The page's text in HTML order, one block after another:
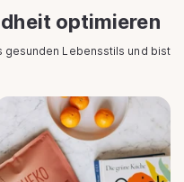
optimieren
gesunden Lebensstils und bist